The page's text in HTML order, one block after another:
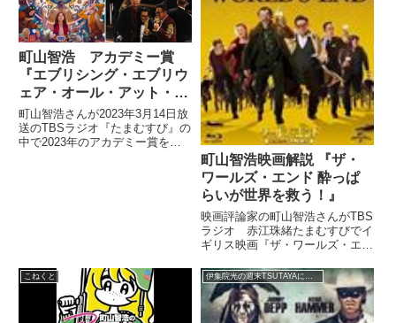
町山智浩 アカデミー賞
『エブリシング・エブリウ
ェア・オール・アット・ワ
ンス』の快挙を語る
町山智浩さんが2023年3月14日放
送のTBSラジオ『たまむすび』の
中で2023年のアカデミー賞を振
町山智浩映画解説 『ザ・
ワールズ・エンド 酔っぱ
らいが世界を救う！』
映画評論家の町山智浩さんがTBS
ラジオ 赤江珠緒たまむすびでイ
ギリス映画『ザ・ワールズ・エン
智浩）今回、ちょうどイギリスの
映画で『ワールズ・エンド（The
World's End）』という映画を紹
介します。（赤...
こねくと 伊集院光の週末TSUTAYAに行ってこれ借りよう！